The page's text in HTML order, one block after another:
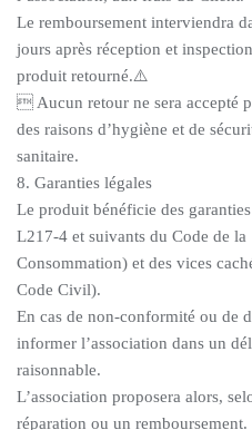
Le remboursement interviendra
jours après réception et
produit retourné.⚠️
 Aucun retour ne sera accepté
des raisons d’hygiène et de
sanitaire.
8. Garanties légales
Le produit bénéficie des
L217-4 et suivants du Code de la
Consommation) et des vices
Code Civil).
En cas de non-conformité ou de
informer l’association dans un
raisonnable.
L’association proposera alors,
réparation ou un remboursement.